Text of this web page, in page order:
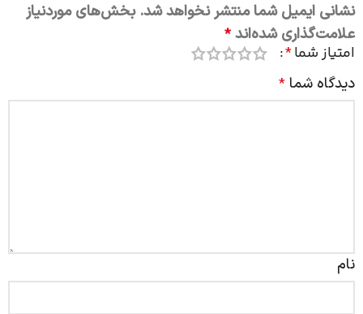
نشانی ایمیل شما منتشر نخواهد شد. بخش‌های موردنیاز
علامت‌گذاری شده‌اند *
امتیاز شما*
دیدگاه شما *
نام